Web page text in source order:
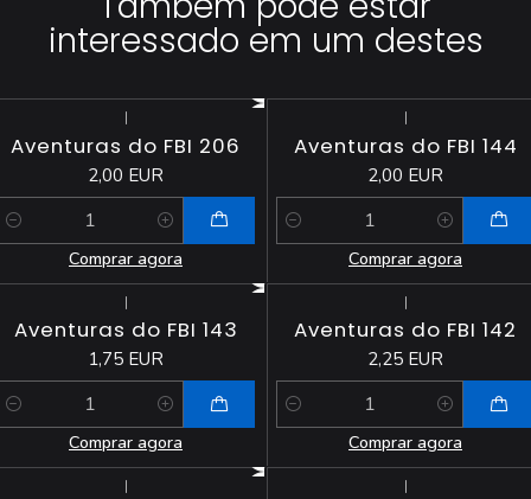
interessado em um destes
|
Aventuras do FBI 206
2,00 EUR
Comprar agora
|
Aventuras do FBI 144
2,00 EUR
Quantidade
Comprar agora
|
Aventuras do FBI 143
1,75 EUR
Comprar agora
|
Aventuras do FBI 142
2,25 EUR
Quantidade
Comprar agora
| |